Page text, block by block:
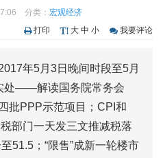
分类： 宏观经济
打印
大 中 小 我要评论
年5月3日晚间时段至5月
处——解读国务院常务会
批PPP示范项目；CPI和
部门一天发三文推减税落
51.5；“限售”成新一轮楼市